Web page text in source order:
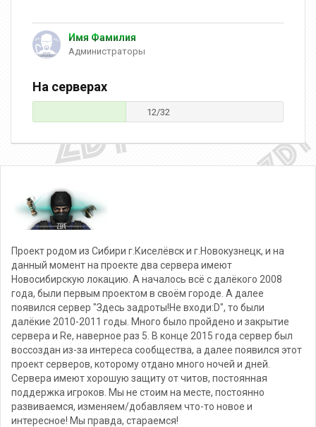
Имя Фамилия
Администраторы
На серверах
12/32
Проект родом из Сибири г.Киселёвск и г.Новокузнецк, и на
данный момент на проекте два сервера имеют
Новосибирскую локацию. А началось всё с далёкого 2008
года, были первым проектом в своём городе. А далее
появился сервер "Здесь задроты!Не входи:D", то были
далёкие 2010-2011 годы. Много было пройдено и закрытие
сервера и Re, наверное раз 5. В конце 2015 года сервер был
воссоздан из-за интереса сообщества, а далее появился этот
проект серверов, которому отдано много ночей и дней.
Сервера имеют хорошую защиту от читов, постоянная
поддержка игроков. Мы не стоим на месте, постоянно
развиваемся, изменяем/добавляем что-то новое и
интересное! Мы правда, стараемся!